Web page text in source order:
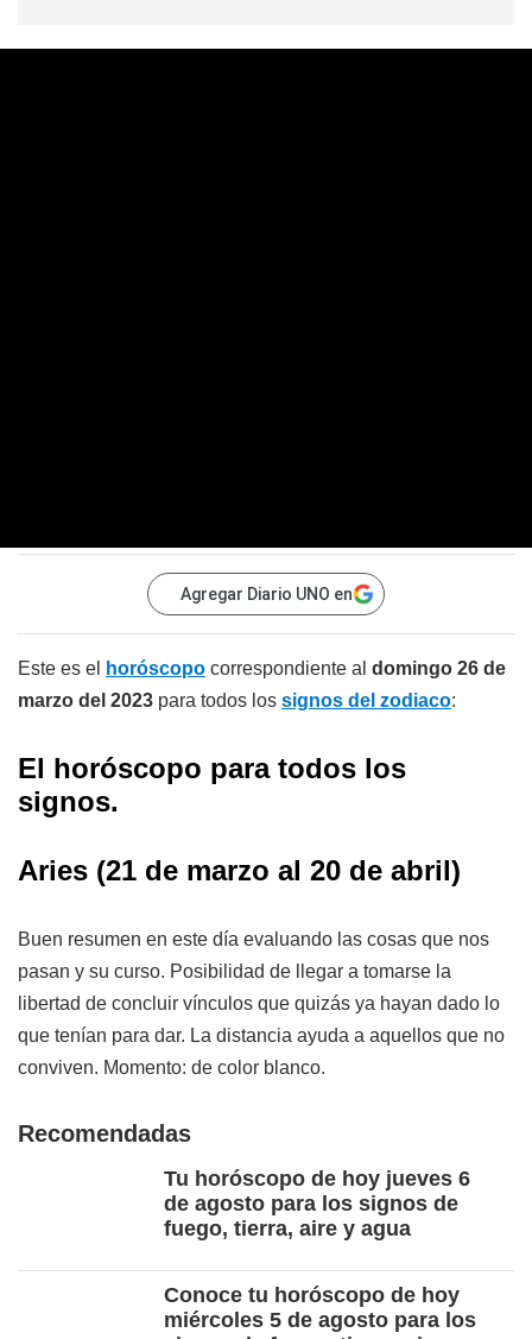
Agregar Diario UNO en
Este es el horóscopo correspondiente al domingo 26 de
marzo del 2023 para todos los signos del zodiaco:
El horóscopo para todos los
signos.
Aries (21 de marzo al 20 de abril)
Buen resumen en este día evaluando las cosas que nos
pasan y su curso. Posibilidad de llegar a tomarse la
libertad de concluir vínculos que quizás ya hayan dado lo
que tenían para dar. La distancia ayuda a aquellos que no
conviven. Momento: de color blanco.
Recomendadas
Tu horóscopo de hoy jueves 6
de agosto para los signos de
fuego, tierra, aire y agua
Conoce tu horóscopo de hoy
miércoles 5 de agosto para los